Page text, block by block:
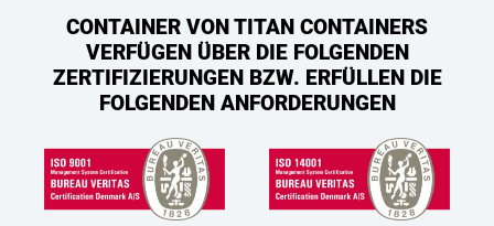
CONTAINER VON TITAN CONTAINERS
VERFÜGEN ÜBER DIE FOLGENDEN
ZERTIFIZIERUNGEN BZW. ERFÜLLEN DIE
FOLGENDEN ANFORDERUNGEN